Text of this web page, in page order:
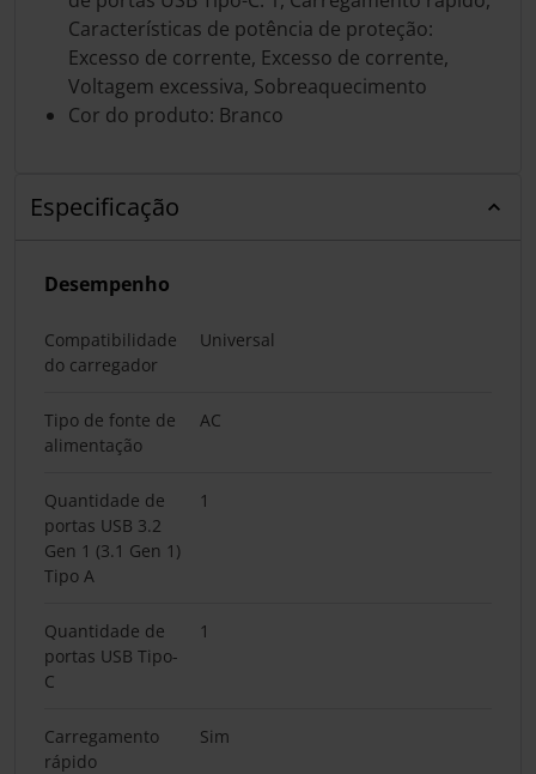
Características de potência de proteção:
Excesso de corrente, Excesso de corrente,
Voltagem excessiva, Sobreaquecimento
Cor do produto: Branco
Especificação
Desempenho
Compatibilidade
do carregador
Universal
Tipo de fonte de
alimentação
AC
Quantidade de
portas USB 3.2
Gen 1 (3.1 Gen 1)
Tipo A
1
Quantidade de
portas USB Tipo-
C
1
Carregamento
rápido
Sim